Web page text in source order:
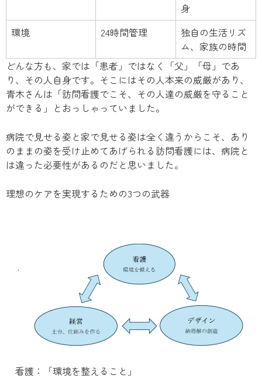
身
環境
24時間管理
独自の生活リズ
ム、家族の時間
どんな方も、家では「患者」ではなく「父」「母」であ
り、その人自身です。そこにはその人本来の威厳があり、
青木さんは「訪問看護でこそ、その人達の威厳を守ること
ができる」とおっしゃっていました。
病院で見せる姿と家で見せる姿は全く違うからこそ、あり
のままの姿を受け止めてあげられる訪問看護には、病院と
は違った必要性があるのだと思いました。
理想のケアを実現するための3つの武器
看護：「環境を整えること」